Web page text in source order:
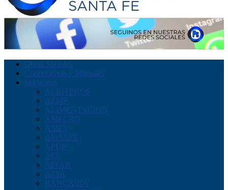
Obras Sociales
Cooperativas y Mutuales
Sindicatos
ACEITEROS
AEFIP
ALIMENTACION
AMECRO
AMET
AMSAFE
APUR
ATE
ATFAR
ATSA
BANCARIA